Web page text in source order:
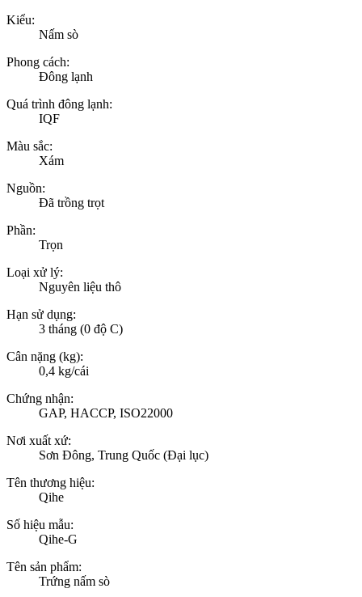
Kiểu:
Nấm sò
Phong cách:
Đông lạnh
Quá trình đông lạnh:
IQF
Màu sắc:
Xám
Nguồn:
Đã trồng trọt
Phần:
Trọn
Loại xử lý:
Nguyên liệu thô
Hạn sử dụng:
3 tháng (0 độ C)
Cân nặng (kg):
0,4 kg/cái
Chứng nhận:
GAP, HACCP, ISO22000
Nơi xuất xứ:
Sơn Đông, Trung Quốc (Đại lục)
Tên thương hiệu:
Qihe
Số hiệu mẫu:
Qihe-G
Tên sản phẩm:
Trứng nấm sò